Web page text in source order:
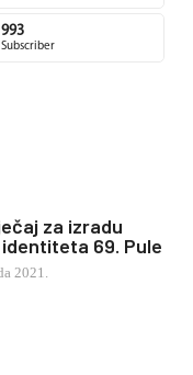
993
Subscriber
za izradu
69. Pule
2021.